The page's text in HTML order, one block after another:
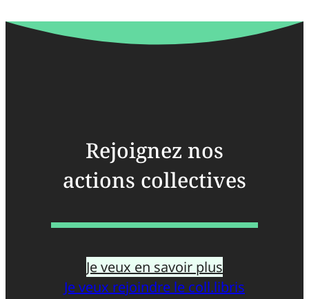
Rejoignez nos
actions collectives
Je veux en savoir plus
Je veux rejoindre le coll.libris